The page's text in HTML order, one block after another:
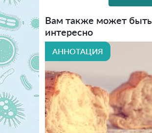
Вам также может быть
интересно
АННОТАЦИЯ